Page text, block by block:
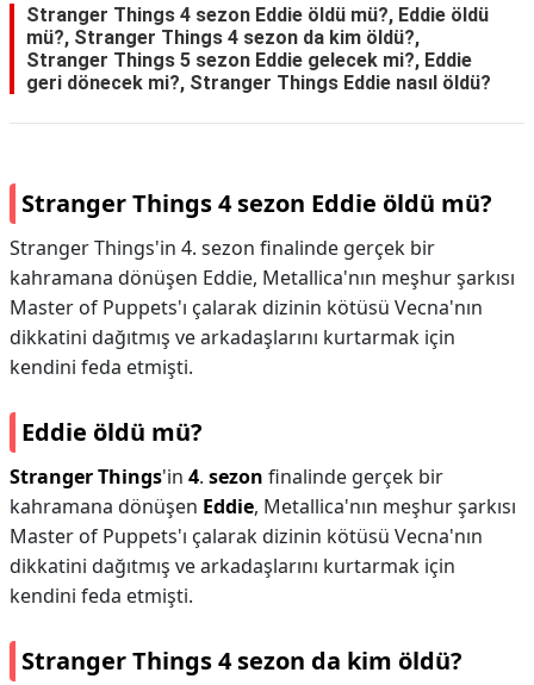
Stranger Things 4 sezon Eddie öldü mü?, Eddie öldü
mü?, Stranger Things 4 sezon da kim öldü?,
Stranger Things 5 sezon Eddie gelecek mi?, Eddie
geri dönecek mi?, Stranger Things Eddie nasıl öldü?
Stranger Things 4 sezon Eddie öldü mü?
Stranger Things'in 4. sezon finalinde gerçek bir
kahramana dönüşen Eddie, Metallica'nın meşhur şarkısı
Master of Puppets'ı çalarak dizinin kötüsü Vecna'nın
dikkatini dağıtmış ve arkadaşlarını kurtarmak için
kendini feda etmişti.
Eddie öldü mü?
Stranger Things'in 4. sezon finalinde gerçek bir
kahramana dönüşen Eddie, Metallica'nın meşhur şarkısı
Master of Puppets'ı çalarak dizinin kötüsü Vecna'nın
dikkatini dağıtmış ve arkadaşlarını kurtarmak için
kendini feda etmişti.
Stranger Things 4 sezon da kim öldü?